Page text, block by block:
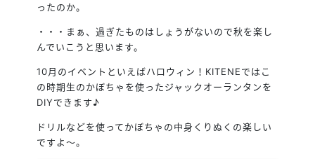
ったのか。
・・・まぁ、過ぎたものはしょうがないので秋を楽し
んでいこうと思います。
10月のイベントといえばハロウィン！KITENEではこ
の時期生のかぼちゃを使ったジャックオーランタンを
DIYできます♪
ドリルなどを使ってかぼちゃの中身くりぬくの楽しい
ですよ～。